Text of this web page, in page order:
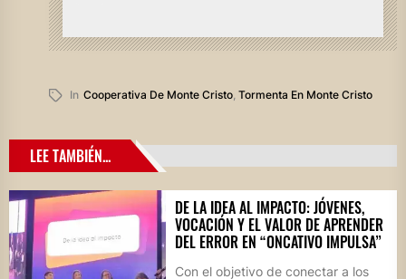
In Cooperativa De Monte Cristo, Tormenta En Monte Cristo
LEE TAMBIÉN...
DE LA IDEA AL IMPACTO: JÓVENES,
VOCACIÓN Y EL VALOR DE APRENDER
DEL ERROR EN “ONCATIVO IMPULSA”
Con el objetivo de conectar a los